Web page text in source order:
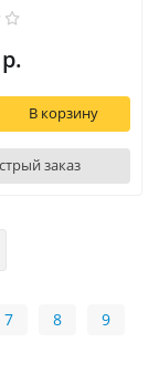
В корзину
заказ
7 8 9